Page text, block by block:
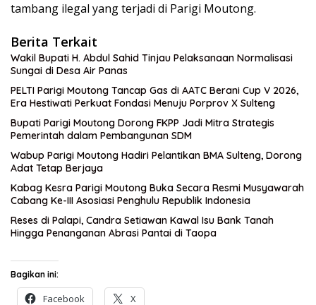
tambang ilegal yang terjadi di Parigi Moutong.
Berita Terkait
Wakil Bupati H. Abdul Sahid Tinjau Pelaksanaan Normalisasi
Sungai di Desa Air Panas
PELTI Parigi Moutong Tancap Gas di AATC Berani Cup V 2026,
Era Hestiwati Perkuat Fondasi Menuju Porprov X Sulteng
Bupati Parigi Moutong Dorong FKPP Jadi Mitra Strategis
Pemerintah dalam Pembangunan SDM
Wabup Parigi Moutong Hadiri Pelantikan BMA Sulteng, Dorong
Adat Tetap Berjaya
Kabag Kesra Parigi Moutong Buka Secara Resmi Musyawarah
Cabang Ke-III Asosiasi Penghulu Republik Indonesia
Reses di Palapi, Candra Setiawan Kawal Isu Bank Tanah
Hingga Penanganan Abrasi Pantai di Taopa
Bagikan ini:
Facebook X